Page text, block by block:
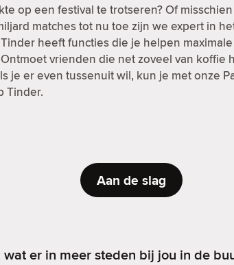
op een festival te trotseren? Of
matches tot nu toe zijn we expert in
heeft functies die je helpen
vrienden die net zoveel van koffie
je er even tussenuit wil, kun je met onze
Tinder.
Aan de slag
er in meer steden bij jou in de